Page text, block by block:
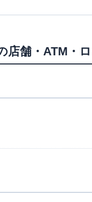
店舗・ATM・